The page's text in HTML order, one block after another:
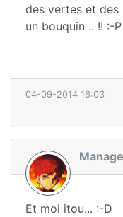
des vertes et des
un bouquin .. !! :-P
04-09-2014 16:03
Et moi itou... :-D